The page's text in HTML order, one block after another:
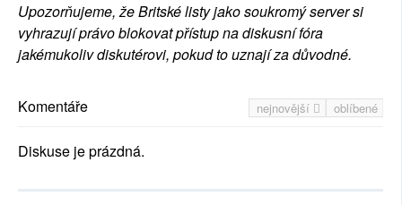
Upozorňujeme, že Britské listy jako soukromý server si
vyhrazují právo blokovat přístup na diskusní fóra
jakémukoliv diskutérovi, pokud to uznají za důvodné.
nejnovější oblíbené
Komentáře
Diskuse je prázdná.